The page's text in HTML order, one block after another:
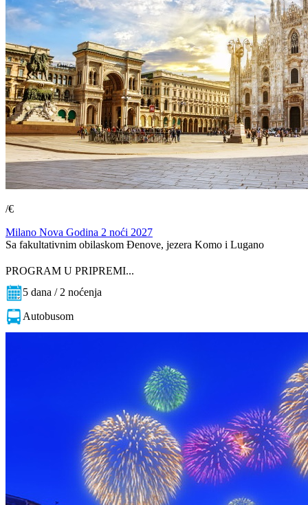
/€
Milano Nova Godina 2 noći 2027
Sa fakultativnim obilaskom Đenove, jezera Komo i Lugano
PROGRAM U PRIPREMI...
5 dana / 2 noćenja
Autobusom